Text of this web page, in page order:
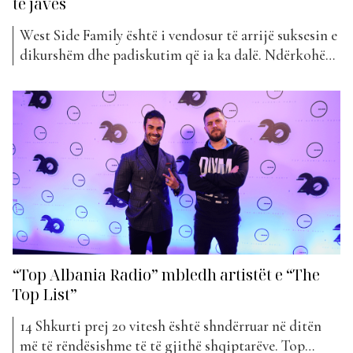
West Side Family është i vendosur të arrijë suksesin e
dikurshëm dhe padiskutim që ia ka dalë. Ndërkohë
ri, është vënë re se nga java në java mbështetësit e
muzikës së tyre sa vijnë e shtohen. Në javën...
“Top Albania Radio” mbledh artistët e “The
Top List”
14 Shkurti prej 20 vitesh është shndërruar në ditën
më të rëndësishme të të gjithë shqiptarëve. Top